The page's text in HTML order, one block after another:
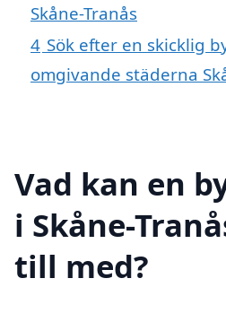
Skåne-Tranås
4 Sök efter en skicklig
omgivande städerna
Vad kan en
i Skåne-
till med?